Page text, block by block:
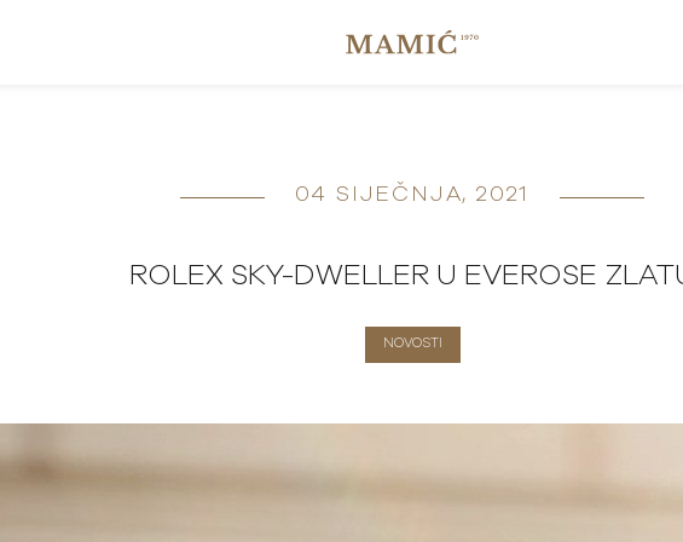
04 SIJEČNJA, 2021
ROLEX SKY-DWELLER U EVEROSE
NOVOSTI